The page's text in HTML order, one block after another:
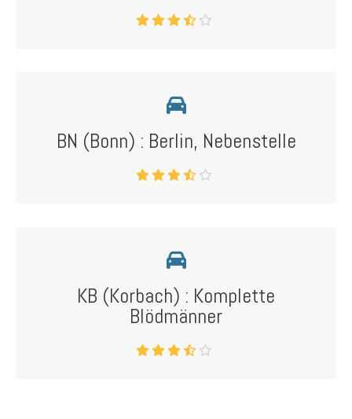
BN (Bonn) : Berlin, Nebenstelle
KB (Korbach) : Komplette
Blödmänner